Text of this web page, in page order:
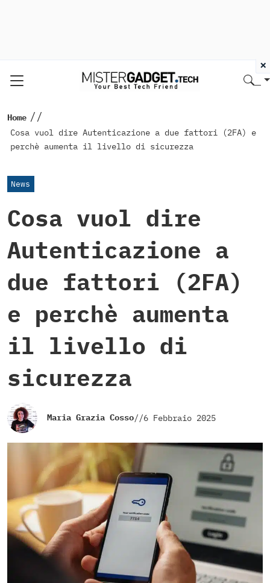
Home //
Cosa vuol dire Autenticazione a due fattori (2FA) e
perchè aumenta il livello di sicurezza
News
Cosa vuol dire
Autenticazione a
due fattori (2FA)
e perchè aumenta
il livello di
sicurezza
Maria Grazia Cosso//6 Febbraio 2025
×